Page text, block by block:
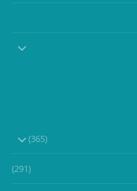
(365)
(291)